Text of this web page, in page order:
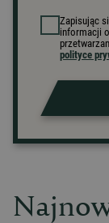
Zapisując
informacji
polityce